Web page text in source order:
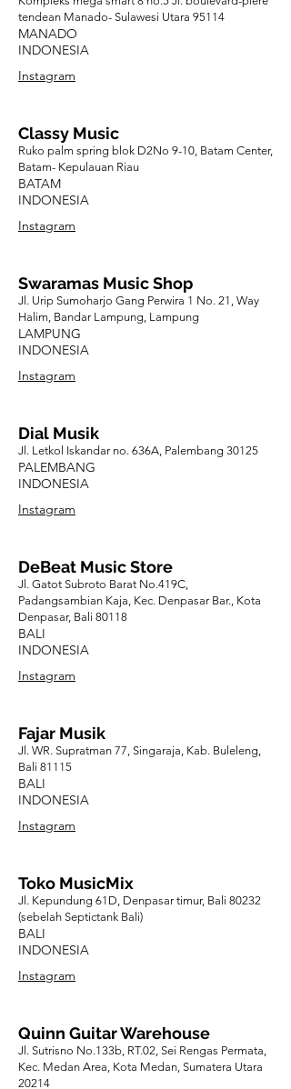
tendean Manado- Sulawesi Utara 95114
MANADO
INDONESIA
Instagram
Classy Music
Ruko palm spring blok D2No 9-10, Batam Center,
Batam- Kepulauan Riau
BATAM
INDONESIA
Instagram
Swaramas Music Shop
Jl. Urip Sumoharjo Gang Perwira 1 No. 21, Way
Halim, Bandar Lampung, Lampung
LAMPUNG
INDONESIA
Instagram
Dial Musik
Jl. Letkol Iskandar no. 636A, Palembang 30125
PALEMBANG
INDONESIA
Instagram
DeBeat Music Store
Jl. Gatot Subroto Barat No.419C,
Padangsambian Kaja, Kec. Denpasar Bar., Kota
Denpasar, Bali 80118
BALI
INDONESIA
Instagram
Fajar Musik
Jl. WR. Supratman 77, Singaraja, Kab. Buleleng,
Bali 81115
BALI
INDONESIA
Instagram
Toko MusicMix
Jl. Kepundung 61D, Denpasar timur, Bali 80232
(sebelah Septictank Bali)
BALI
INDONESIA
Instagram
Quinn Guitar Warehouse
Jl. Sutrisno No.133b, RT.02, Sei Rengas Permata,
Kec. Medan Area, Kota Medan, Sumatera Utara
20214